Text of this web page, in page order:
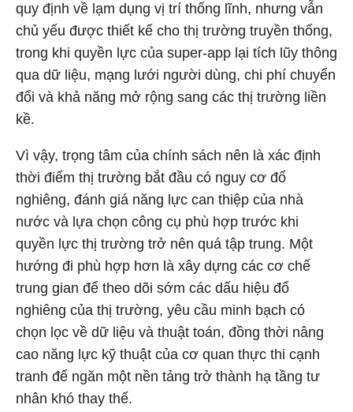
quy định về lạm dụng vị trí thống lĩnh, nhưng vẫn
chủ yếu được thiết kế cho thị trường truyền thống,
trong khi quyền lực của super-app lại tích lũy thông
qua dữ liệu, mạng lưới người dùng, chi phí chuyển
đổi và khả năng mở rộng sang các thị trường liền
kề.
Vì vậy, trọng tâm của chính sách nên là xác định
thời điểm thị trường bắt đầu có nguy cơ đổ
nghiêng, đánh giá năng lực can thiệp của nhà
nước và lựa chọn công cụ phù hợp trước khi
quyền lực thị trường trở nên quá tập trung. Một
hướng đi phù hợp hơn là xây dựng các cơ chế
trung gian để theo dõi sớm các dấu hiệu đổ
nghiêng của thị trường, yêu cầu minh bạch có
chọn lọc về dữ liệu và thuật toán, đồng thời nâng
cao năng lực kỹ thuật của cơ quan thực thi cạnh
tranh để ngăn một nền tảng trở thành hạ tầng tư
nhân khó thay thế.